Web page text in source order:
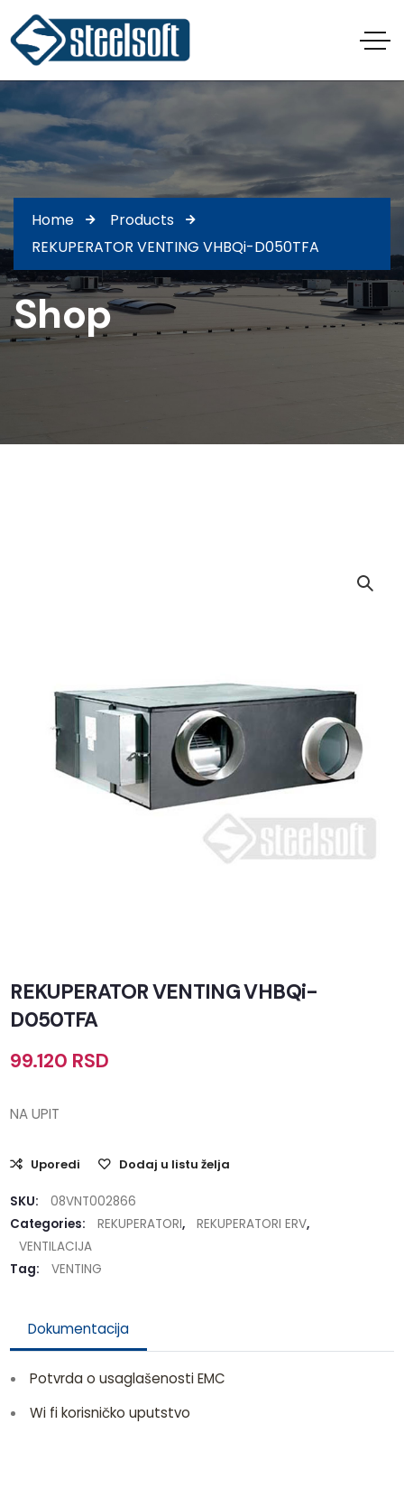
Home
Products
REKUPERATOR VENTING VHBQi-D050TFA
Shop
REKUPERATOR VENTING VHBQi-
D050TFA
99.120 RSD
NA UPIT
Uporedi Dodaj u listu želja
SKU:
08VNT002866
Categories:
REKUPERATORI, REKUPERATORI ERV,
VENTILACIJA
Tag:
VENTING
Dokumentacija
Potvrda o usaglašenosti EMC
Wi fi korisničko uputstvo